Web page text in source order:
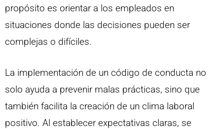
propósito es orientar a los empleados en
situaciones donde las decisiones pueden ser
complejas o difíciles.
La implementación de un código de conducta no
solo ayuda a prevenir malas prácticas, sino que
también facilita la creación de un clima laboral
positivo. Al establecer expectativas claras, se